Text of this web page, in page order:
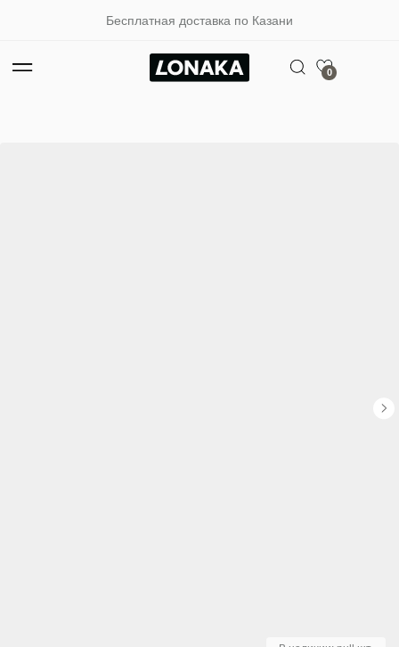
Бесплатная доставка по Казани